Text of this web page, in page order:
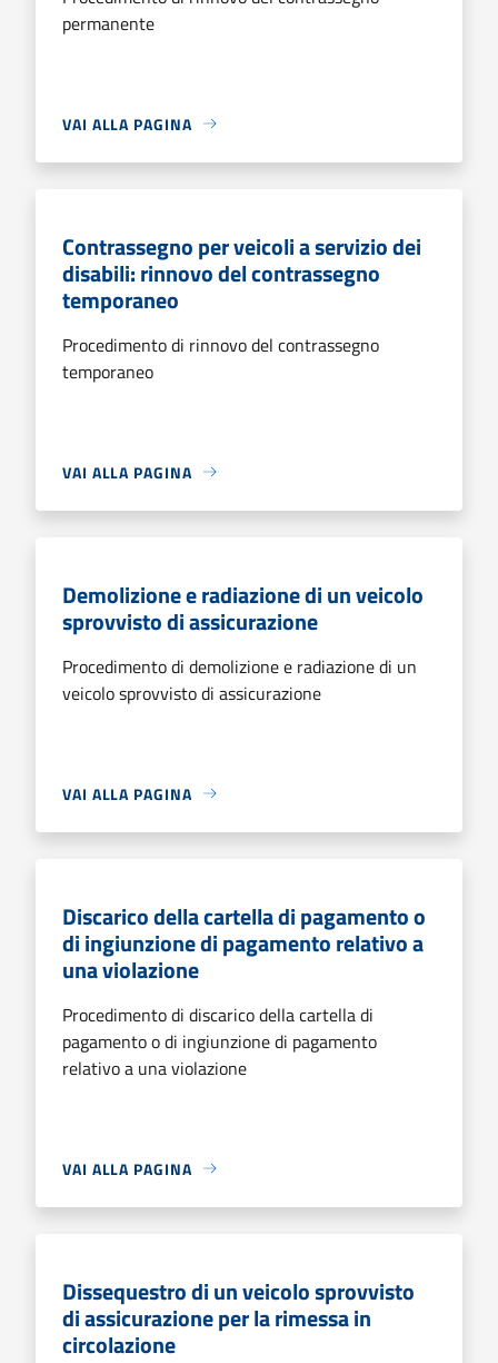
permanente
VAI ALLA PAGINA
Contrassegno per veicoli a servizio dei
disabili: rinnovo del contrassegno
temporaneo
Procedimento di rinnovo del contrassegno
temporaneo
VAI ALLA PAGINA
Demolizione e radiazione di un veicolo
sprovvisto di assicurazione
Procedimento di demolizione e radiazione di un
veicolo sprovvisto di assicurazione
VAI ALLA PAGINA
Discarico della cartella di pagamento o
di ingiunzione di pagamento relativo a
una violazione
Procedimento di discarico della cartella di
pagamento o di ingiunzione di pagamento
relativo a una violazione
VAI ALLA PAGINA
Dissequestro di un veicolo sprovvisto
di assicurazione per la rimessa in
circolazione